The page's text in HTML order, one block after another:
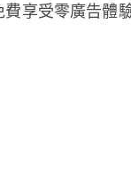
享受零廣告體